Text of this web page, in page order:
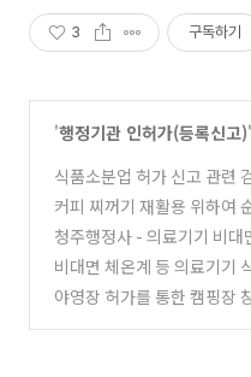
3 구독하기
'행정기관 인허가(등록신고)
식품소분업 허가 신고 관련
청서 다운로드 (0)
커피 찌꺼기 재활용 위하여
개편으로 합법화 추진
(0)
청주행정사 - 의료기기 비대
가 준비사항
(0)
비대면 체온계 등 의료기기 식약처 신
허가 절차
(0)
야영장 허가를 통한 캠핑장